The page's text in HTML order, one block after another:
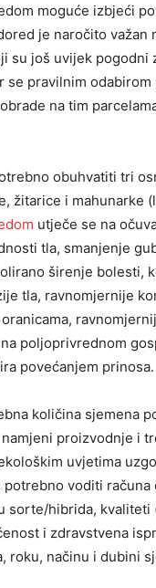
moguće izbjeći
je naročito važan
su još uvijek pogodni
se pravilnim
na tim
obuhvatiti tri
žitarice i mahunarke
utječe se na
tla, smanjenje
širenje bolesti,
tla, ravnomjernije
poljoprivrednom
povećanjem prinosa.
količina sjemena
proizvodnje i
uvjetima
voditi računa
sorte/hibrida, kvaliteti
i zdravstvena
roku, načinu i dubini